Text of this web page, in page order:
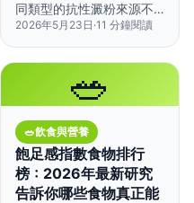
同類型的抗性澱粉來源不
同、對烹調的反應也不同
——搞懂這些差異，才能
真正用在日常飲食裡。
2026年5月23日 ·11 分鐘閱讀
🥗
🥗飲食與營養
飽足感指數食物排行
榜：2026年最新研究
告訴你哪些食物真正能